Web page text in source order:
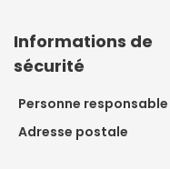
Informations de
sécurité
Personne responsable
Adresse postale